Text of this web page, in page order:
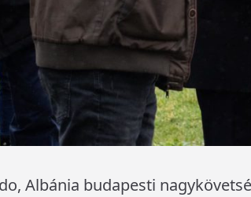
Albánia budapesti